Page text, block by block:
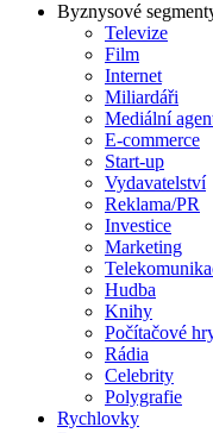
Byznysové
Televize
Film
Internet
Miliardáři
Mediální
E-commerce
Start-up
Vydavatelství
Reklama/PR
Investice
Marketing
Hudba
Knihy
Počítačové
Rádia
Celebrity
Polygrafie
Rychlovky